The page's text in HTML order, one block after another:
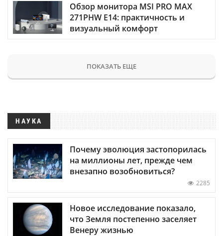
Обзор монитора MSI PRO MAX
271PHW E14: практичность и
визуальный комфорт
ПОКАЗАТЬ ЕЩЕ
НАУКА
Почему эволюция застопорилась
на миллионы лет, прежде чем
внезапно возобновиться?
2285
Новое исследование показало,
что Земля постепенно заселяет
Венеру жизнью